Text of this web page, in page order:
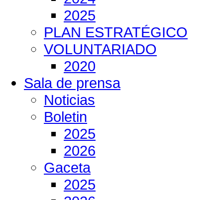
2025
PLAN ESTRATÉGICO
VOLUNTARIADO
2020
Sala de prensa
Noticias
Boletin
2025
2026
Gaceta
2025